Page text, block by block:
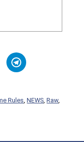
Rules ,NEWS ,Raw,